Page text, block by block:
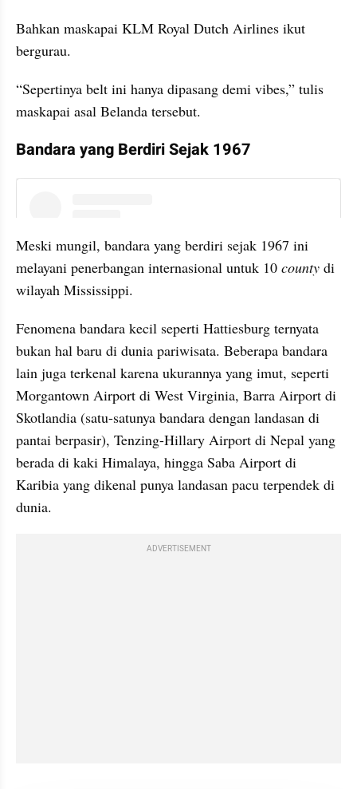
Bahkan maskapai KLM Royal Dutch Airlines ikut
bergurau.
“Sepertinya belt ini hanya dipasang demi vibes,” tulis
maskapai asal Belanda tersebut.
Bandara yang Berdiri Sejak 1967
Meski mungil, bandara yang berdiri sejak 1967 ini
melayani penerbangan internasional untuk 10 county di
wilayah Mississippi.
Fenomena bandara kecil seperti Hattiesburg ternyata
bukan hal baru di dunia pariwisata. Beberapa bandara
lain juga terkenal karena ukurannya yang imut, seperti
Morgantown Airport di West Virginia, Barra Airport di
Skotlandia (satu-satunya bandara dengan landasan di
pantai berpasir), Tenzing-Hillary Airport di Nepal yang
berada di kaki Himalaya, hingga Saba Airport di
Karibia yang dikenal punya landasan pacu terpendek di
dunia.
ADVERTISEMENT